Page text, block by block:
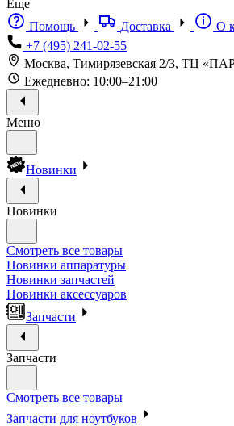
Еще
Помощь
Доставка
О
+7 (495) 241-02-55
Москва, Тимирязевская 2/3, ТЦ
Ежедневно: 10:00–21:00
Меню
Новинки
Новинки
Смотреть все товары
Новинки аппаратуры
Новинки запчастей
Новинки аксессуаров
Запчасти
Запчасти
Смотреть все товары
Запчасти для ноутбуков